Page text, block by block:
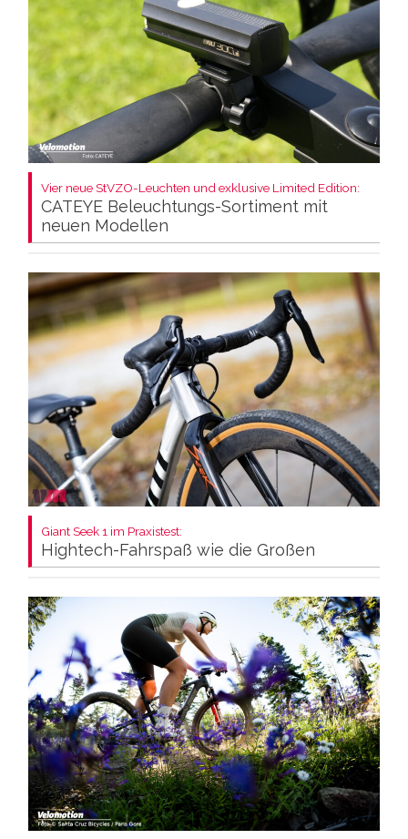
Vier neue StVZO-Leuchten und exklusive Limited Edition:
CATEYE Beleuchtungs-Sortiment mit
neuen Modellen
Giant Seek 1 im Praxistest:
Hightech-Fahrspaß wie die Großen